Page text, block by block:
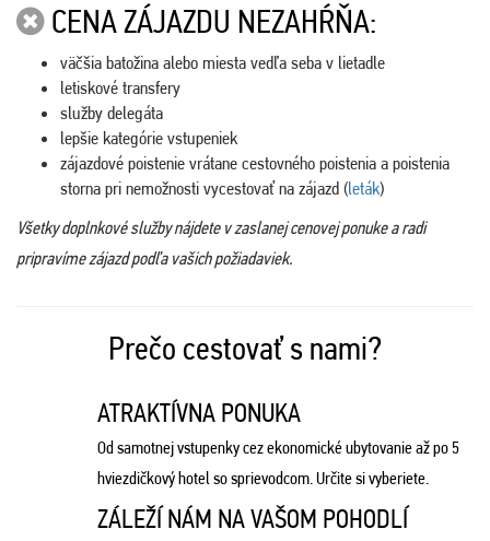
CENA ZÁJAZDU NEZAHŔŇA:
väčšia batožina alebo miesta vedľa seba v lietadle
letiskové transfery
služby delegáta
lepšie kategórie vstupeniek
zájazdové poistenie vrátane cestovného poistenia a poistenia
storna pri nemožnosti vycestovať na zájazd (leták)
Všetky doplnkové služby nájdete v zaslanej cenovej ponuke a radi
pripravíme zájazd podľa vašich požiadaviek.
Prečo cestovať s nami?
ATRAKTÍVNA PONUKA
Od samotnej vstupenky cez ekonomické ubytovanie až po 5
hviezdičkový hotel so sprievodcom. Určite si vyberiete.
ZÁLEŽÍ NÁM NA VAŠOM POHODLÍ